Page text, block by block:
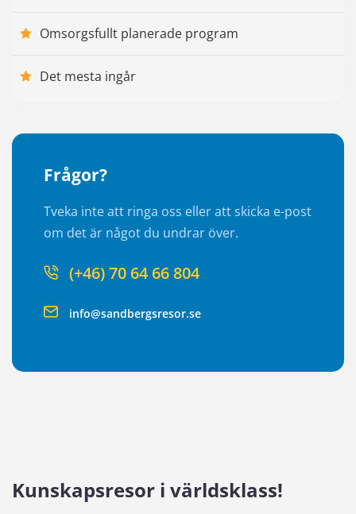
Omsorgsfullt planerade program
Det mesta ingår
Frågor?
Tveka inte att ringa oss eller att skicka e-post
om det är något du undrar över.
(+46) 70 64 66 804
info@sandbergsresor.se
Kunskapsresor i världsklass!